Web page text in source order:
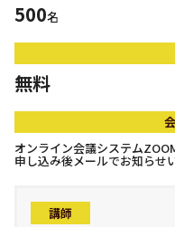
500名
無料
オンライン会議システム
申し込み後メールでお知らせ
講師